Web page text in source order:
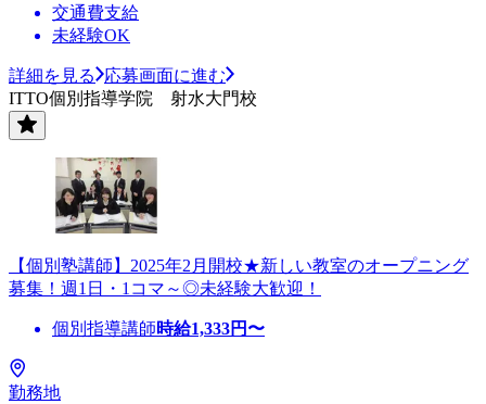
交通費支給
未経験OK
詳細を見る
応募画面に進む
ITTO個別指導学院 射水大門校
【個別塾講師】2025年2月開校★新しい教室のオープニング
募集！週1日・1コマ～◎未経験大歓迎！
個別指導講師時給1,333円〜
勤務地